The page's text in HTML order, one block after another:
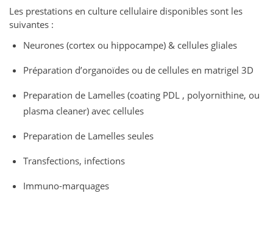
Les prestations en culture cellulaire disponibles sont les
suivantes :
Neurones (cortex ou hippocampe) & cellules gliales
Préparation d’organoïdes ou de cellules en matrigel 3D
Preparation de Lamelles (coating PDL , polyornithine, ou
plasma cleaner) avec cellules
Preparation de Lamelles seules
Transfections, infections
Immuno-marquages